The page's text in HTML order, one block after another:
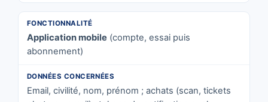
Application mobile (compte, essai puis
abonnement)
Email, civilité, nom, prénom ; achats (scan, tickets